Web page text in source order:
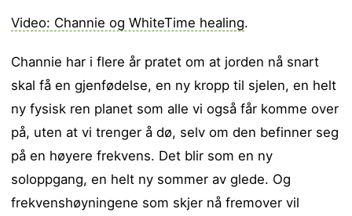
Video: Channie og WhiteTime healing.
Channie har i flere år pratet om at jorden nå snart
skal få en gjenfødelse, en ny kropp til sjelen, en helt
ny fysisk ren planet som alle vi også får komme over
på, uten at vi trenger å dø, selv om den befinner seg
på en høyere frekvens. Det blir som en ny
soloppgang, en helt ny sommer av glede. Og
frekvenshøyningene som skjer nå fremover vil